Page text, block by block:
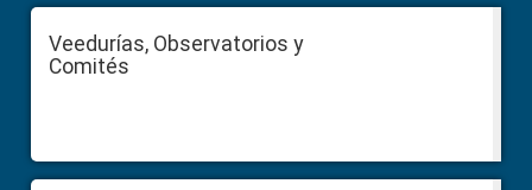
Veedurías, Observatorios y
Comités